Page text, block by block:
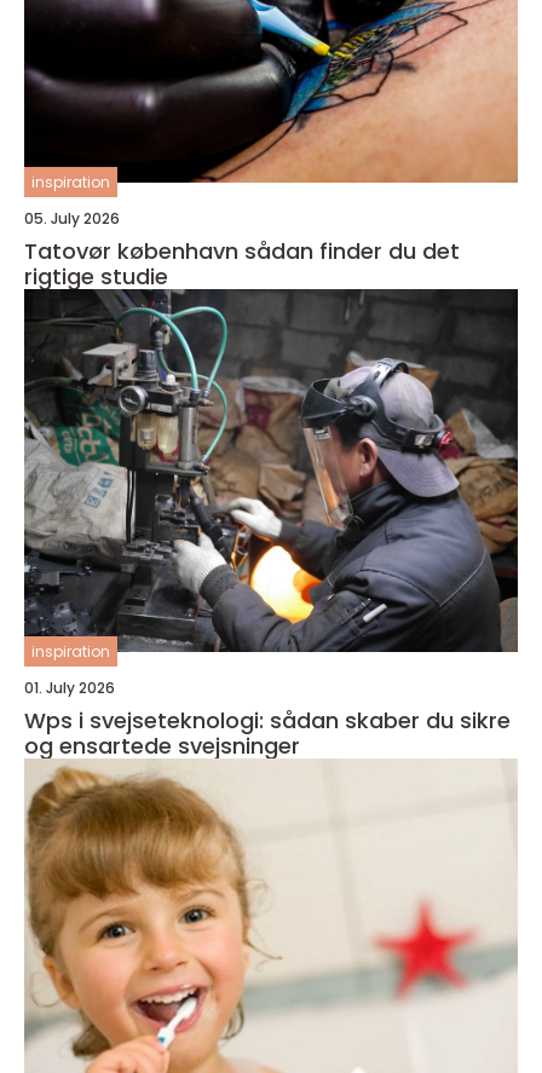
inspiration
05. July 2026
Tatovør københavn sådan finder du det
rigtige studie
inspiration
01. July 2026
Wps i svejseteknologi: sådan skaber du sikre
og ensartede svejsninger